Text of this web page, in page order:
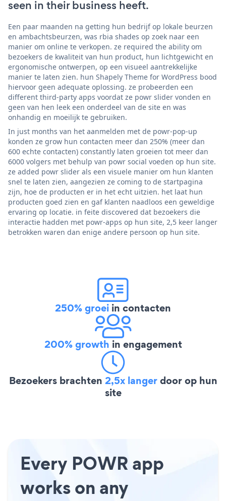
seen in their business heeft.
Een paar maanden na getting hun bedrijf op lokale beurzen
en ambachtsbeurzen, was rbia shades op zoek naar een
manier om online te verkopen. ze required the ability om
bezoekers de kwaliteit van hun product, hun lichtgewicht en
ergonomische ontwerpen, op een visueel aantrekkelijke
manier te laten zien. hun Shapely Theme for WordPress bood
hiervoor geen adequate oplossing. ze probeerden een
different third-party apps voordat ze powr slider vonden en
geen van hen leek een onderdeel van de site en was
onhandig en moeilijk te gebruiken.
In just months van het aanmelden met de powr-pop-up
konden ze grow hun contacten meer dan 250% (meer dan
600 echte contacten) constantly laten groeien tot meer dan
6000 volgers met behulp van powr social voeden op hun site.
ze added powr slider als een visuele manier om hun klanten
snel te laten zien, aangezien ze coming to de startpagina
zijn, hoe de producten er in het echt uitzien. het laat hun
producten goed zien en gaf klanten naadloos een geweldige
ervaring op locatie. in feite discovered dat bezoekers die
interactie hadden met powr-apps op hun site, 2,5 keer langer
betrokken waren dan enige andere persoon op hun site.
250% groei in contacten
200% growth in engagement
Bezoekers brachten 2,5x langerdoor op hun
site
Every POWR app
works on any